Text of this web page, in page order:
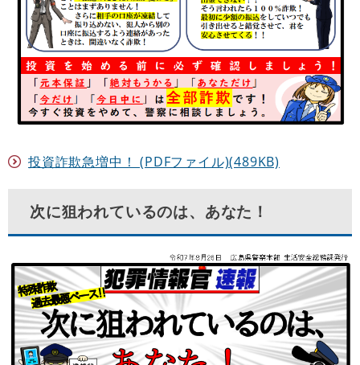
投資詐欺急増中！ (PDFファイル)(489KB)
次に狙われているのは、あなた！